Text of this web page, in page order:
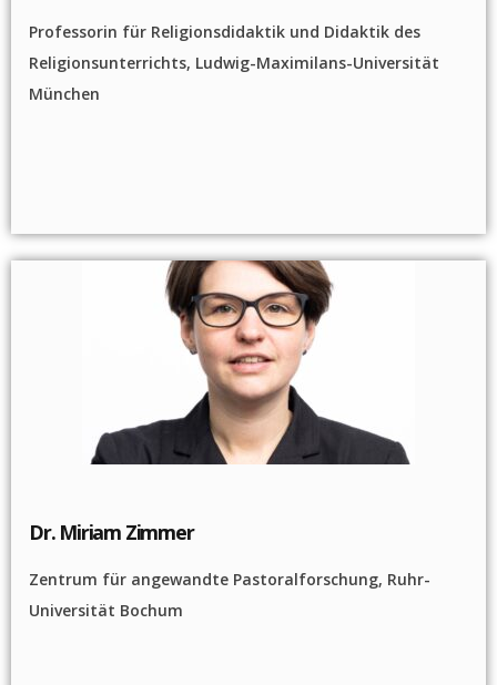
Professorin für Religionsdidaktik und Didaktik des
Religionsunterrichts, Ludwig-Maximilans-Universität
München
Dr. Miriam Zimmer
Zentrum für angewandte Pastoralforschung, Ruhr-
Universität Bochum